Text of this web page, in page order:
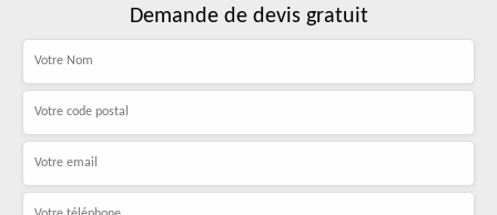
Demande de devis gratuit